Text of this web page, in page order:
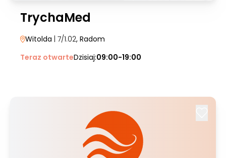
TrychaMed
Witolda | 7/1.02, Radom
Teraz otwarteDzisiaj:09:00-19:00